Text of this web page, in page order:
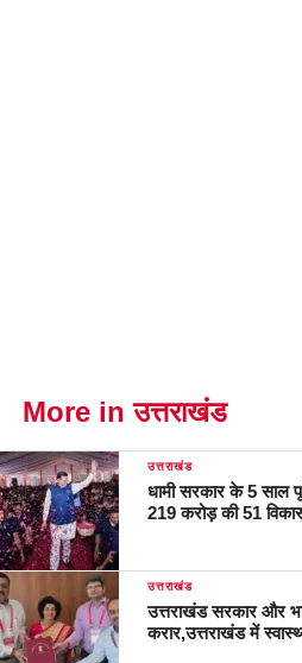
More in उत्तराखंड
उत्तराखंड
धामी सरकार के 5 साल
219 करोड़ की 51
उत्तराखंड
उत्तराखंड सरकार और
करार,उत्तराखंड में